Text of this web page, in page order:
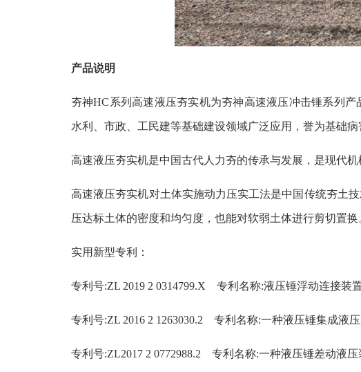
产品说明
夯神HC系列高速液压夯实机为夯神高速液压冲击锤系列
水利、市政、工民建等基础建设领域广泛应用，誉为基础病
高速液压夯实机是中国古代人力夯的传承与发展，是现代
高速液压夯实机对土体实施动力压实工法是中国传统夯土
压达标土体的密度和均匀度，也能对软弱土体进行剪切置换
实用新型专利：
专利号:ZL 2019 2 0314799.X 专利名称:液压锤浮动连接装
专利号:ZL 2016 2 1263030.2 专利名称:一种液压锤集成液
专利号:ZL2017 2 0772988.2 专利名称:一种液压锤差动液压